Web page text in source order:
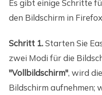
Es gibt einige Schritte
den Bildschirm in
Schritt 1.Starten Sie
zwei Modi für die
"Vollbildschirm", wird
Bildschirm aufnehmen;